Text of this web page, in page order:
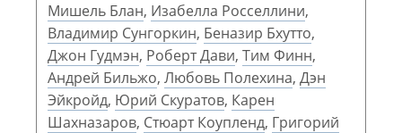
Мишель Блан, Изабелла Росселлини,
Владимир Сунгоркин, Беназир Бхутто,
Джон Гудмэн, Роберт Дави, Тим Финн,
Андрей Бильжо, Любовь Полехина, Дэн
Эйкройд, Юрий Скуратов, Карен
Шахназаров, Стюарт Коупленд, Григорий